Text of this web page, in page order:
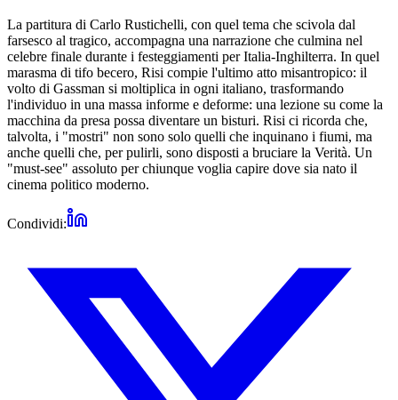
La partitura di Carlo Rustichelli, con quel tema che scivola dal
farsesco al tragico, accompagna una narrazione che culmina nel
celebre finale durante i festeggiamenti per Italia-Inghilterra. In quel
marasma di tifo becero, Risi compie l'ultimo atto misantropico: il
volto di Gassman si moltiplica in ogni italiano, trasformando
l'individuo in una massa informe e deforme: una lezione su come la
macchina da presa possa diventare un bisturi. Risi ci ricorda che,
talvolta, i "mostri" non sono solo quelli che inquinano i fiumi, ma
anche quelli che, per pulirli, sono disposti a bruciare la Verità. Un
"must-see" assoluto per chiunque voglia capire dove sia nato il
cinema politico moderno.
Condividi: